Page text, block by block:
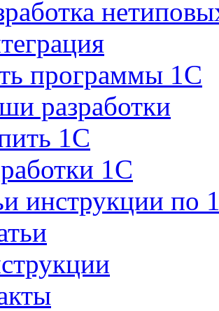
программы 1С
разработки
1С
1С
инструкции по